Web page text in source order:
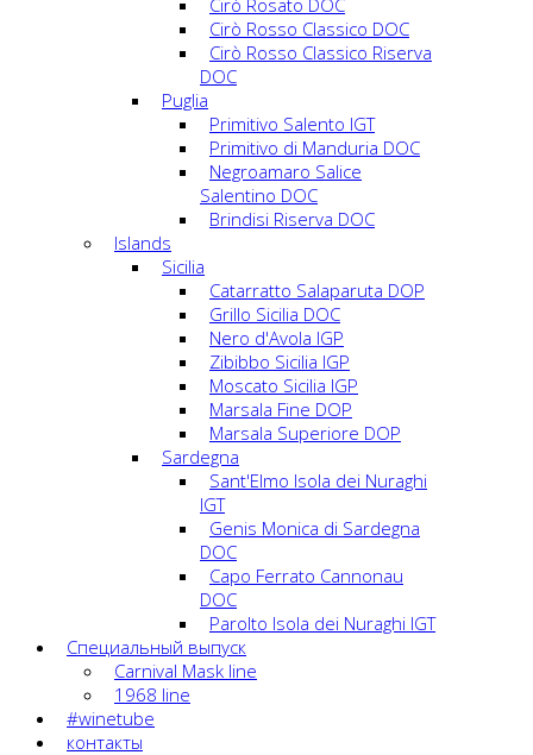
Cirò Rosato DOC
Cirò Rosso Classico DOC
Cirò Rosso Classico Riserva
DOC
Puglia
Primitivo Salento IGT
Primitivo di Manduria DOC
Negroamaro Salice
Salentino DOC
Brindisi Riserva DOC
Islands
Sicilia
Catarratto Salaparuta DOP
Grillo Sicilia DOC
Nero d'Avola IGP
Zibibbo Sicilia IGP
Moscato Sicilia IGP
Marsala Fine DOP
Marsala Superiore DOP
Sardegna
Sant'Elmo Isola dei Nuraghi
IGT
Genis Monica di Sardegna
DOC
Capo Ferrato Cannonau
DOC
Parolto Isola dei Nuraghi IGT
Специальный выпуск
Carnival Mask line
1968 line
#winetube
контакты